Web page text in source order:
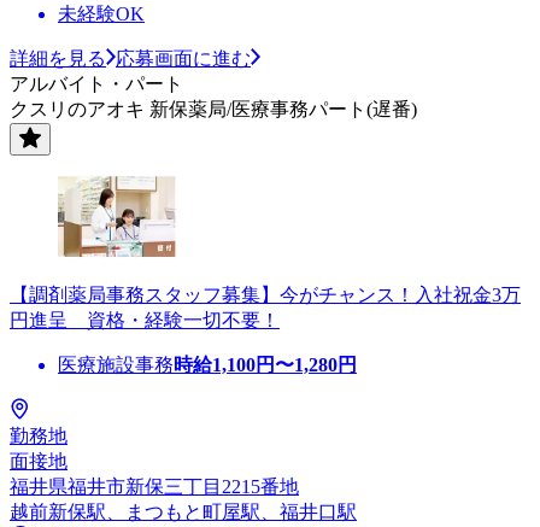
未経験OK
詳細を見る
応募画面に進む
アルバイト・パート
クスリのアオキ 新保薬局/医療事務パート(遅番)
【調剤薬局事務スタッフ募集】今がチャンス！入社祝金3万
円進呈 資格・経験一切不要！
医療施設事務時給1,100円〜1,280円
勤務地
面接地
福井県福井市新保三丁目2215番地
越前新保駅、まつもと町屋駅、福井口駅